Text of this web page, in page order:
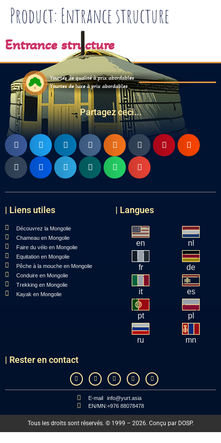
Product: Entrance structure
Entrance structure
Yourtes de qualité à prix abordables
Yourtes de luxe à prix abordables
Partagez ceci...
| Liens utiles
Découvrez la Mongolie
Chameau en Mongolie
Faire du vélo en Mongolie
Equitation en Mongolie
Pêche à la mouche en Mongolie
Conduire en Mongolie
Trekking en Mongolie
Kayak en Mongolie
| Langues
en nl
fr de
it es
pt pl
ru mn
| Rester en contact
E-mail
EN/MN:
info@yurt.asia
+976 88078478
Tous les droits sont réservés. © 1999 – 2026. Conçu par DOSP.